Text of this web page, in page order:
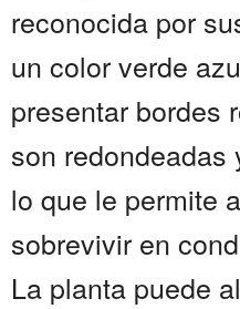
reconocida por
un color verde
presentar bordes
son redondeadas
lo que le permite
sobrevivir en
La planta puede